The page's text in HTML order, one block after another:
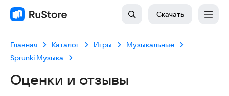
Скачать
Главная Каталог Игры
Музыкальные
Sprunki Музыка
Оценки и отзывы